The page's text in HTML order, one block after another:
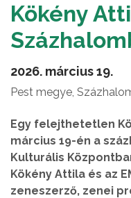
Kökény
2026. március 19.
Pest megye,
Egy felejthetetlen
március 19-én a
Kulturális
Kökény Attila és az
zeneszerző, zenei